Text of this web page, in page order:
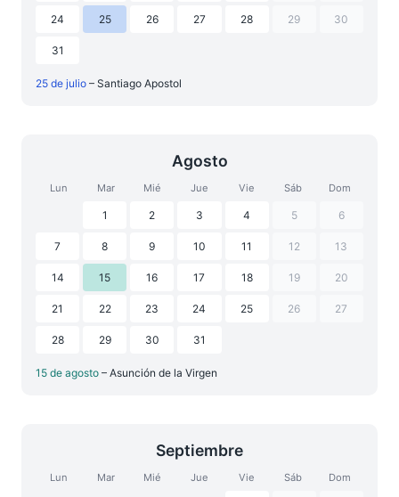
24 25 26 27 28 29 30
31
25 de julio – Santiago Apostol
Agosto
Lun Mar Mié Jue Vie Sáb Dom
1 2 3 4 5 6
7 8 9 10 11 12 13
14 15 16 17 18 19 20
21 22 23 24 25 26 27
28 29 30 31
15 de agosto – Asunción de la Virgen
Septiembre
Lun Mar Mié Jue Vie Sáb Dom